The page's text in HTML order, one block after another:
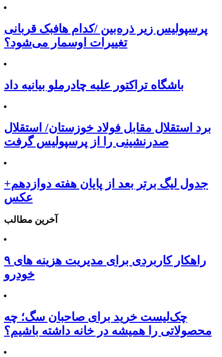
پرسپولیس زیر ذره‌بین /کدام هافبک قربانی
تغییرات اوسمار می‌شود؟
باشگاه تراکتور علیه چادرملو بیانیه داد
برد استقلال مقابل فولاد خوزستان/ استقلال
صدرنشینی را از پرسپولیس گرفت
جدول لیگ برتر بعد از پایان هفته دوازدهم+
عکس
آخرین مطالب
۹ راهکار کاربردی برای مدیریت هزینه های
خودرو
چک‌لیست خرید برای صاحبان سگ؛ چه
محصولاتی را همیشه در خانه داشته باشیم؟